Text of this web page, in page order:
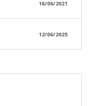
16/06/2021
12/06/2025